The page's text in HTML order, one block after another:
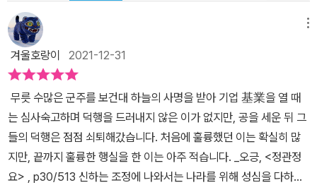
다. 그만큼 국정에 있어 늘 자신을 돌아보고 신하들의 말을 경청했다.
아울러 역사와 각종 학문에 정진하여 늘 공부하고 연구하는 군주의
자세를 지키고자 하였다. 특히 수많은 문제가 생길 때마다 그 유명한
‘창업이 쉬운가, 수성이 어려운가’ 하는 질문을 스스로 계속 던진 것으
로 유명하다. 동양고전 번역에 평생을 바친 김원중 교수의 번역 《정관
정요》 - 오긍의 《정관정요》의 정본을 토대로 꼼꼼하고 새롭게 다시
보완한 명역. 사마천의 《사기》를 세계 최초로 개인이 번역해 화제가
되었던 김원중 교수는 매일 새벽에 일어나 고전번역에 한결같이 몰두
하고 있다. 그러한 성실성을 바탕으로 번역한 《사기열전》은 교수신문
겨울호랑이 2021-12-31
무릇 수많은 군주를 보건대 하늘의 사명을 받아 기업 基業을 열 때
는 심사숙고하며 덕행을 드러내지 않은 이가 없지만, 공을 세운 뒤 그
들의 덕행은 점점 쇠퇴해갔습니다. 처음에 훌륭했던 이는 확실히 많
지만, 끝까지 훌륭한 행실을 한 이는 아주 적습니다. _오긍, <정관정
요> , p30/513 신하는 조정에 나와서는 나라를 위해 성심을 다하려